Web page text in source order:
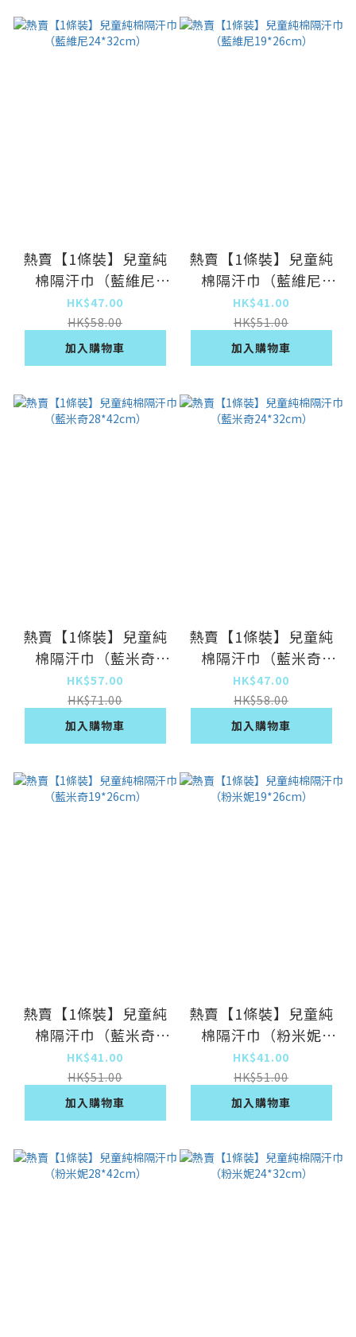
熱賣【1條裝】兒童純
棉隔汗巾（藍維尼
24*32cm）
HK$47.00
HK$58.00
加入購物車
熱賣【1條裝】兒童純
棉隔汗巾（藍維尼
19*26cm）
HK$41.00
HK$51.00
加入購物車
熱賣【1條裝】兒童純
棉隔汗巾（藍米奇
28*42cm）
HK$57.00
HK$71.00
加入購物車
熱賣【1條裝】兒童純
棉隔汗巾（藍米奇
24*32cm）
HK$47.00
HK$58.00
加入購物車
熱賣【1條裝】兒童純
棉隔汗巾（藍米奇
19*26cm）
HK$41.00
HK$51.00
加入購物車
熱賣【1條裝】兒童純
棉隔汗巾（粉米妮
19*26cm）
HK$41.00
HK$51.00
加入購物車